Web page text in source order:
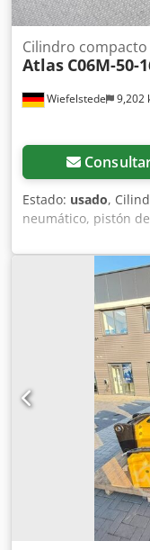
Wiefelstede 9,202
Cilindro compacto
Atlas C06M-50-
Estado: usado,
neumático, pistón
compacto -Carrera:
Diámetro de la
Aameck -Precio:
Dimensiones: 100/